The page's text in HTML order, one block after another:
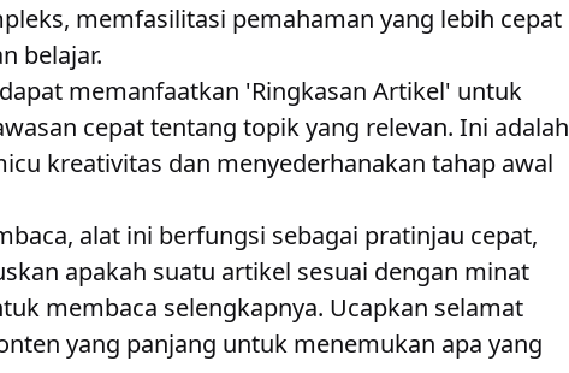
memfasilitasi pemahaman yang lebih cepat
belajar.
memanfaatkan 'Ringkasan Artikel' untuk
cepat tentang topik yang relevan. Ini adalah
kreativitas dan menyederhanakan tahap awal
alat ini berfungsi sebagai pratinjau cepat,
apakah suatu artikel sesuai dengan minat
membaca selengkapnya. Ucapkan selamat
yang panjang untuk menemukan apa yang